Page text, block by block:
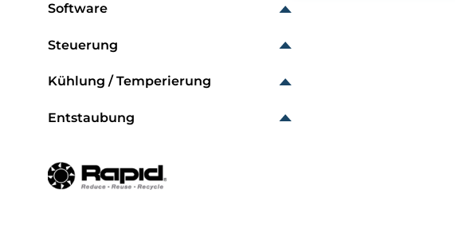
Software
Steuerung
Kühlung / Temperierung
Entstaubung